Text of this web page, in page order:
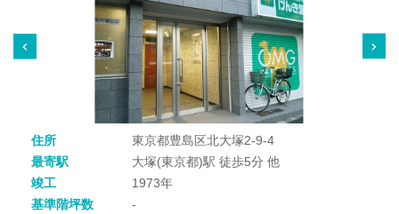
住所
東京都豊島区北大塚2-9-4
最寄駅
大塚(東京都)駅 徒歩5分 他
竣工
1973年
基準階坪数
-